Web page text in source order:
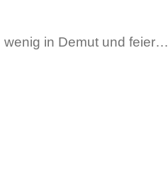
wenig in Demut und feier…